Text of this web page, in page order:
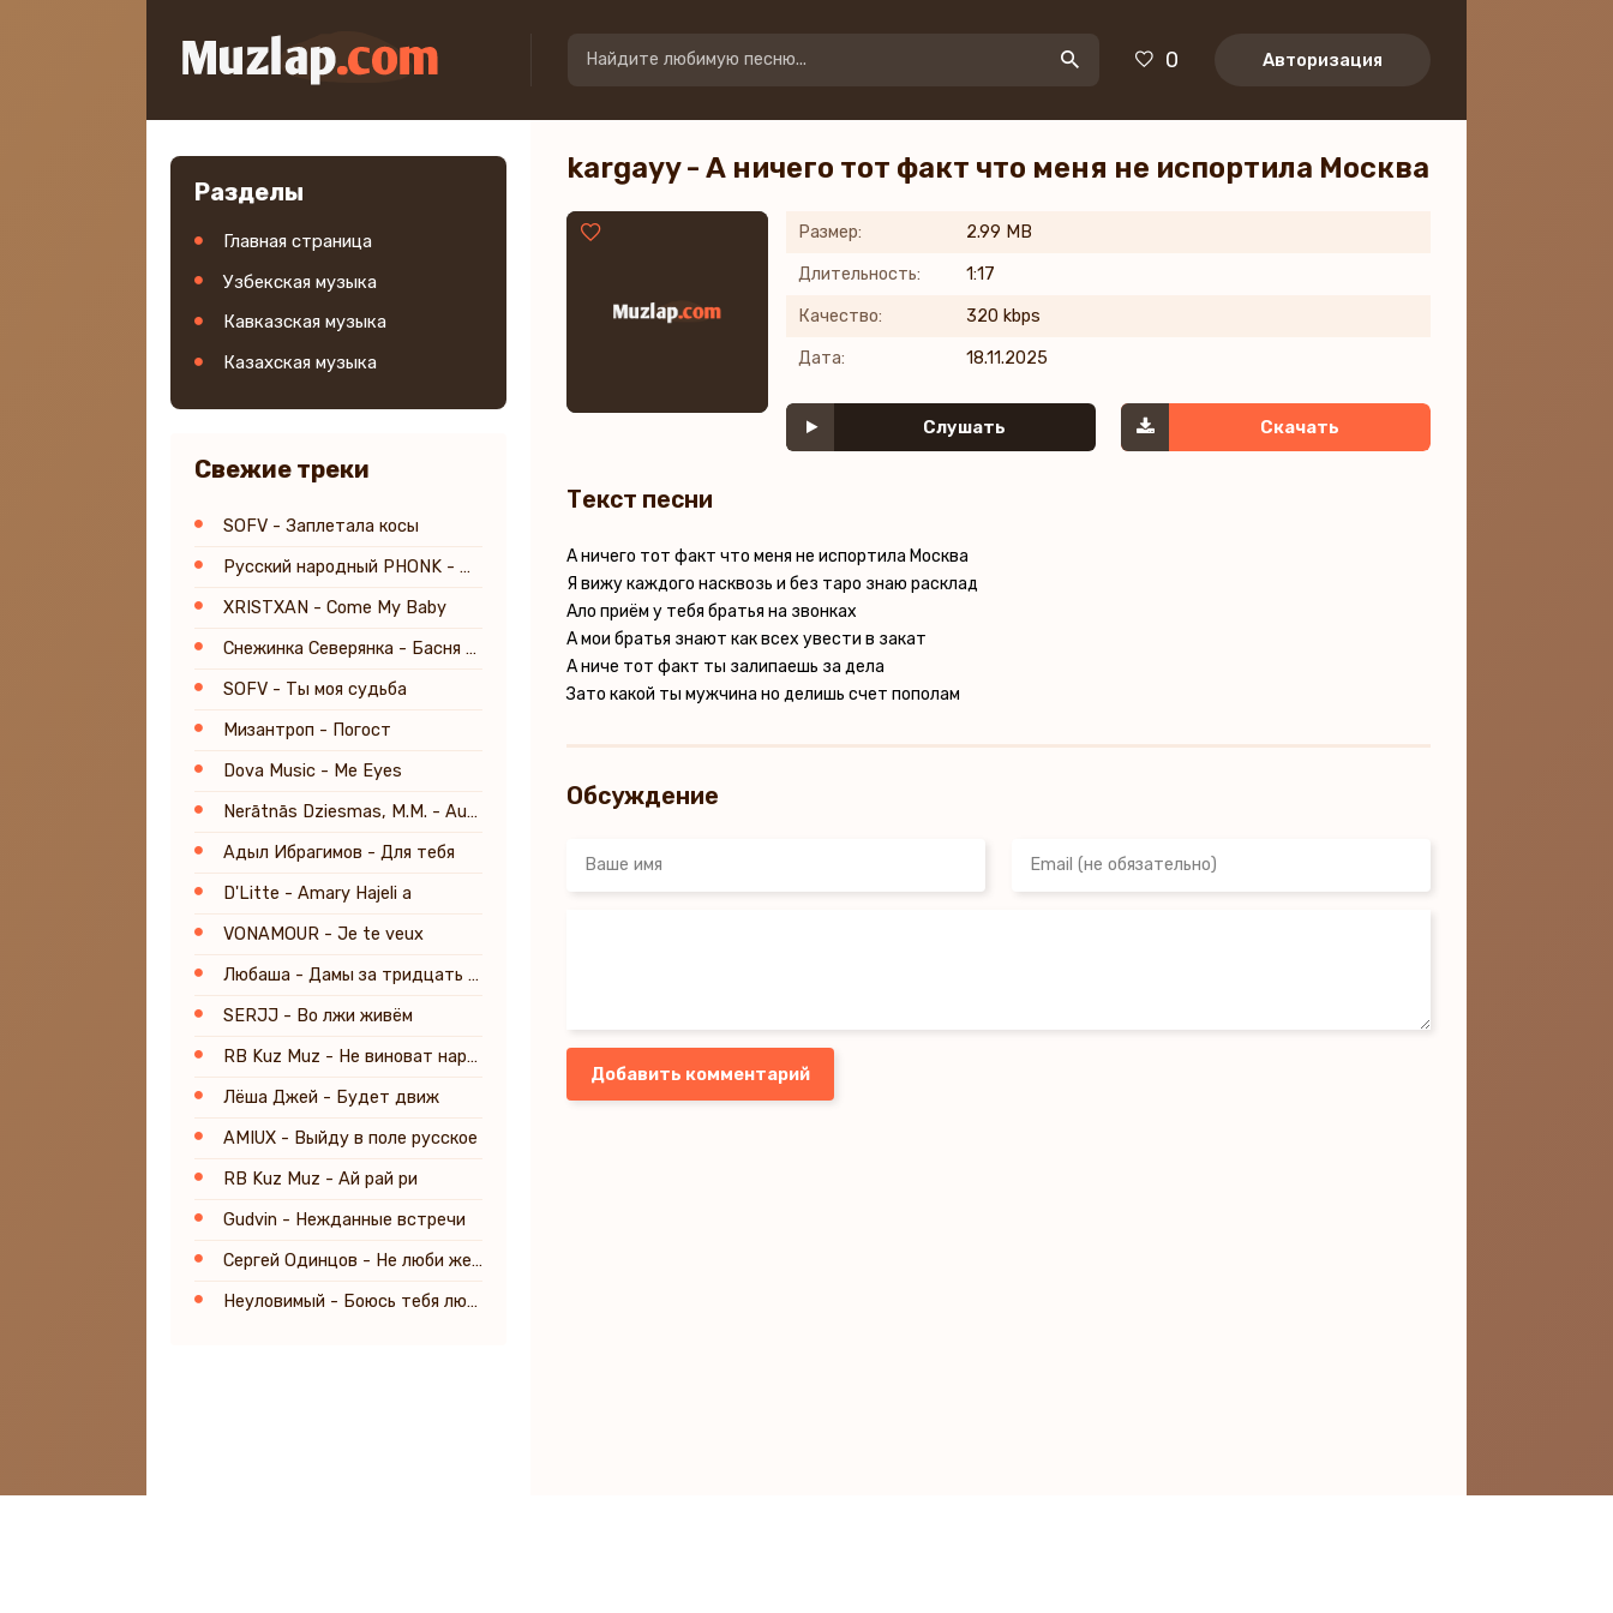
0 Авторизация
Разделы
Главная страница
Узбекская музыка
Кавказская музыка
Казахская музыка
Свежие треки
SOFV - Заплетала косы
Русский народный PHONK - Мама Russia
XRISTXAN - Come My Baby
Снежинка Северянка - Басня Воробьи и соловей
SOFV - Ты моя судьба
Мизантроп - Погост
Dova Music - Me Eyes
Nerātnās Dziesmas, M.M. - Augusts
Адыл Ибрагимов - Для тебя
D'Litte - Amary Hajeli a
VONAMOUR - Je te veux
Любаша - Дамы за тридцать хотят влюбиться
SERJJ - Во лжи живём
RB Kuz Muz - Не виноват народ наш в бедах правых
Лёша Джей - Будет движ
AMIUX - Выйду в поле русское
RB Kuz Muz - Ай рай ри
Gudvin - Нежданные встречи
Сергей Одинцов - Не люби женатого
Неуловимый - Боюсь тебя любить
kargayy - А ничего тот факт что меня не испортила Москва
Размер: 2.99 MB
Длительность: 1:17
Качество: 320 kbps
Дата: 18.11.2025
Слушать Скачать
Текст песни
А ничего тот факт что меня не испортила Москва
Я вижу каждого насквозь и без таро знаю расклад
Ало приём у тебя братья на звонках
А мои братья знают как всех увести в закат
А ниче тот факт ты залипаешь за дела
Зато какой ты мужчина но делишь счет пополам
Обсуждение
Добавить комментарий